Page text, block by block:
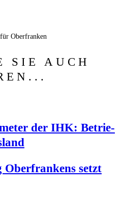
Oberfranken
SIE AUCH
der IHK: Betrie­
setzt